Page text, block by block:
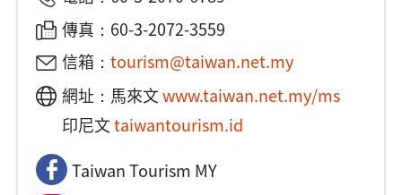
傳真：60-3-2072-3559
信箱： tourism@taiwan.net.my
網址：馬來文www.taiwan.net.my/ms
印尼文taiwantourism.id
Taiwan Tourism MY